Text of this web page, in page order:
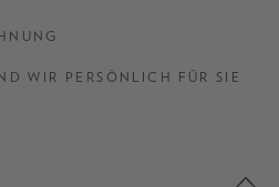
WIR PERSÖNLICH FÜR SIE